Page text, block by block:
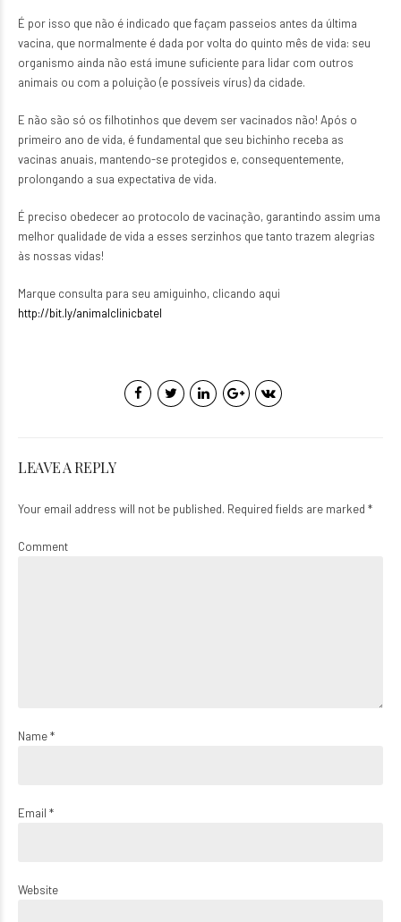
É por isso que não é indicado que façam passeios antes da última
vacina, que normalmente é dada por volta do quinto mês de vida: seu
organismo ainda não está imune suficiente para lidar com outros
animais ou com a poluição (e possíveis vírus) da cidade.
E não são só os filhotinhos que devem ser vacinados não! Após o
primeiro ano de vida, é fundamental que seu bichinho receba as
vacinas anuais, mantendo-se protegidos e, consequentemente,
prolongando a sua expectativa de vida.
É preciso obedecer ao protocolo de vacinação, garantindo assim uma
melhor qualidade de vida a esses serzinhos que tanto trazem alegrias
às nossas vidas!
Marque consulta para seu amiguinho, clicando aqui
http://bit.ly/animalclinicbatel
LEAVE A REPLY
Your email address will not be published. Required fields are marked *
Comment
Name *
Email *
Website